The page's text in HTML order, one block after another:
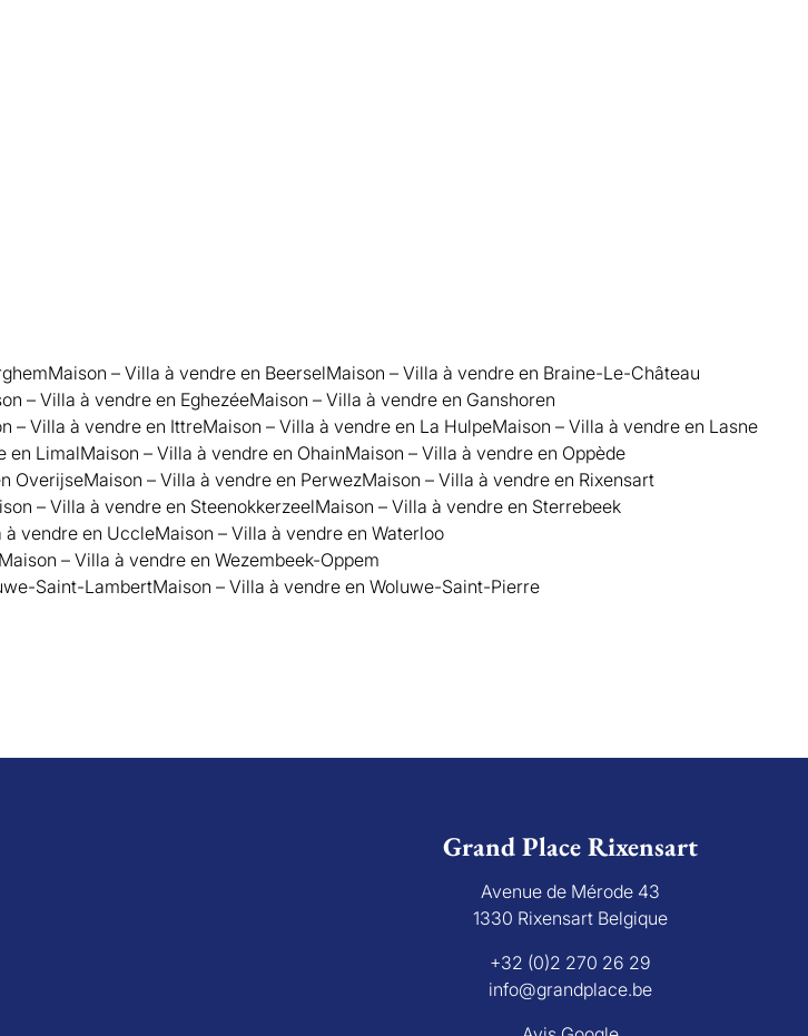
Maison – Villa à vendre en BeerselMaison – Villa à vendre en Braine-Le-Château
– Villa à vendre en EghezéeMaison – Villa à vendre en Ganshoren
– Villa à vendre en IttreMaison – Villa à vendre en La HulpeMaison – Villa à vendre en Lasne
en LimalMaison – Villa à vendre en OhainMaison – Villa à vendre en Oppède
OverijseMaison – Villa à vendre en PerwezMaison – Villa à vendre en Rixensart
– Villa à vendre en SteenokkerzeelMaison – Villa à vendre en Sterrebeek
à vendre en UccleMaison – Villa à vendre en Waterloo
Maison – Villa à vendre en Wezembeek-Oppem
Saint-LambertMaison – Villa à vendre en Woluwe-Saint-Pierre
Grand Place Rixensart
Avenue de Mérode 43
1330 Rixensart Belgique
+32 (0)2 270 26 29
info@grandplace.be